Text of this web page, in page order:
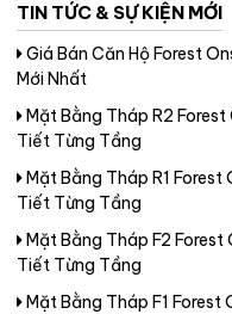
TIN TỨC & SỰ KIỆN MỚI
Giá Bán Căn Hộ Forest
Mới Nhất
Mặt Bằng Tháp R2
Tiết Từng Tầng
Mặt Bằng Tháp R1
Tiết Từng Tầng
Mặt Bằng Tháp F2 Forest
Tiết Từng Tầng
Mặt Bằng Tháp F1 Forest